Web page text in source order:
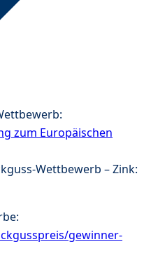
zum Europäischen
Wettbewerb – Zink:
gewinner-